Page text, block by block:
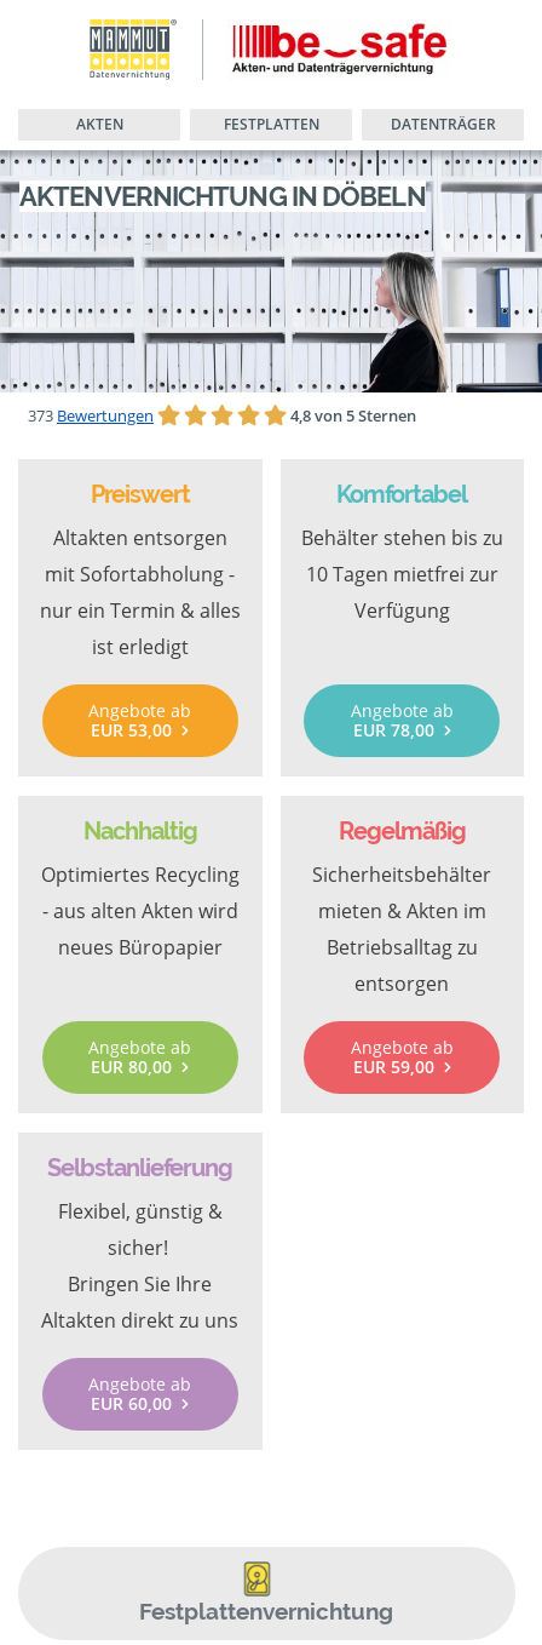
AKTEN FESTPLATTEN DATENTRÄGER
AKTENVERNICHTUNG IN DÖBELN
373 Bewertungen 4,8 von 5 Sternen
Preiswert
Altakten entsorgen
mit Sofortabholung -
nur ein Termin & alles
ist erledigt
Angebote ab
EUR 53,00
Komfortabel
Behälter stehen bis zu
10 Tagen mietfrei zur
Verfügung
Angebote ab
EUR 78,00
Nachhaltig
Optimiertes Recycling
- aus alten Akten wird
neues Büropapier
Angebote ab
EUR 80,00
Regelmäßig
Sicherheitsbehälter
mieten & Akten im
Betriebsalltag zu
entsorgen
Angebote ab
EUR 59,00
Selbstanlieferung
Flexibel, günstig &
sicher!
Bringen Sie Ihre
Altakten direkt zu uns
Angebote ab
EUR 60,00
Festplattenvernichtung